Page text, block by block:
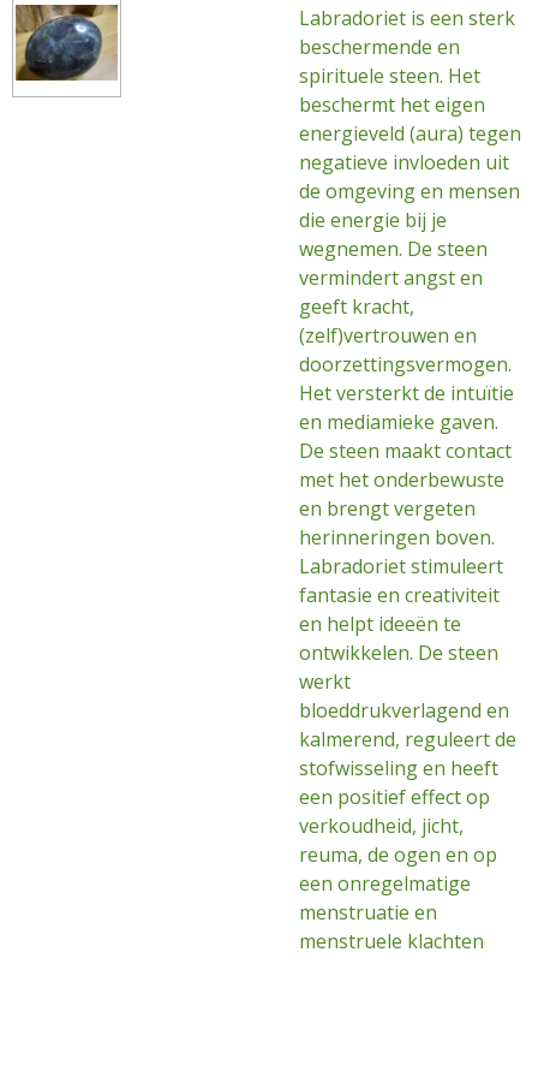
Labradoriet is een sterk
beschermende en
spirituele steen. Het
beschermt het eigen
energieveld (aura) tegen
negatieve invloeden uit
de omgeving en mensen
die energie bij je
wegnemen. De steen
vermindert angst en
geeft kracht,
(zelf)vertrouwen en
doorzettingsvermogen.
Het versterkt de intuïtie
en mediamieke gaven.
De steen maakt contact
met het onderbewuste
en brengt vergeten
herinneringen boven.
Labradoriet stimuleert
fantasie en creativiteit
en helpt ideeën te
ontwikkelen. De steen
werkt
bloeddrukverlagend en
kalmerend, reguleert de
stofwisseling en heeft
een positief effect op
verkoudheid, jicht,
reuma, de ogen en op
een onregelmatige
menstruatie en
menstruele klachten